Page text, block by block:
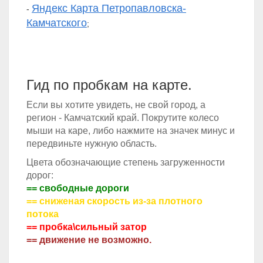
- Яндекс Карта Петропавловска-
Камчатского;
Гид по пробкам на карте.
Если вы хотите увидеть, не свой город, а
регион - Камчатский край. Покрутите колесо
мыши на каре, либо нажмите на значек минус и
передвиньте нужную область.
Цвета обозначающие степень загруженности
дорог:
== свободные дороги
== сниженая скорость из-за плотного
потока
== пробка\сильный затор
== движение не возможно.